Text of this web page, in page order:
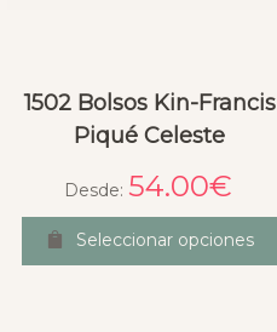
1502 Bolsos Kin-Francis
Piqué Celeste
Desde: 54.00€
Seleccionar opciones